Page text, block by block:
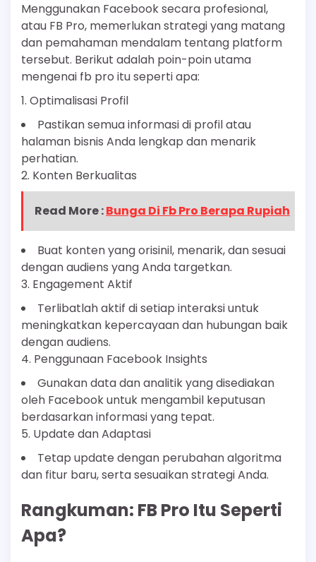
Menggunakan Facebook secara profesional,
atau FB Pro, memerlukan strategi yang matang
dan pemahaman mendalam tentang platform
tersebut. Berikut adalah poin-poin utama
mengenai fb pro itu seperti apa:
1. Optimalisasi Profil
Pastikan semua informasi di profil atau
halaman bisnis Anda lengkap dan menarik
perhatian.
2. Konten Berkualitas
Read More :Bunga Di Fb Pro Berapa Rupiah
Buat konten yang orisinil, menarik, dan sesuai
dengan audiens yang Anda targetkan.
3. Engagement Aktif
Terlibatlah aktif di setiap interaksi untuk
meningkatkan kepercayaan dan hubungan baik
dengan audiens.
4. Penggunaan Facebook Insights
Gunakan data dan analitik yang disediakan
oleh Facebook untuk mengambil keputusan
berdasarkan informasi yang tepat.
5. Update dan Adaptasi
Tetap update dengan perubahan algoritma
dan fitur baru, serta sesuaikan strategi Anda.
Rangkuman: FB Pro Itu Seperti
Apa?